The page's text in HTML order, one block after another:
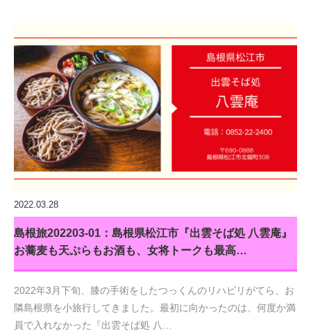
2022.03.28
島根旅202203-01：島根県松江市『出雲そば処 八雲庵』
お蕎麦も天ぷらもお酒も、女将トークも最高…
2022年3月下旬、膝の手術をしたつっくんのリハビリがてら、お
隣島根県を小旅行してきました。最初に向かったのは、何度か満
員で入れなかった『出雲そば処 八…